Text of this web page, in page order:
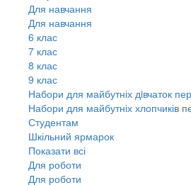
Для навчання
Для навчання
6 клас
7 клас
8 клас
9 клас
Набори для майбутніх дiвчаток
Набори для майбутніх хлопчиків
Студентам
Шкільний ярмарок
Показати всі
Для роботи
Для роботи